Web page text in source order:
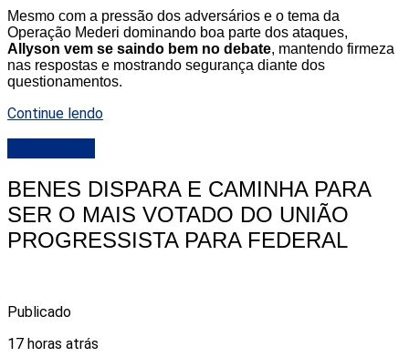
Mesmo com a pressão dos adversários e o tema da
Operação Mederi dominando boa parte dos ataques,
Allyson vem se saindo bem no debate, mantendo firmeza
nas respostas e mostrando segurança diante dos
questionamentos.
Continue lendo
BENES DISPARA E CAMINHA PARA
SER O MAIS VOTADO DO UNIÃO
PROGRESSISTA PARA FEDERAL
Publicado
17 horas atrás